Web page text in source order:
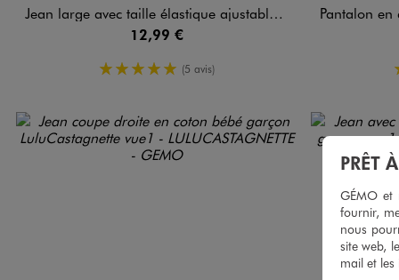
Jean large avec taille élastique ajustable bébé garçon
12,99 €
5/5 de moyenne
(5 avis)
Pantalon en denim
PRÊT
GÉMO et
fournir,
nous
site web,
mail et les